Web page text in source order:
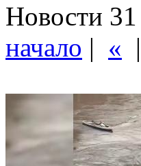
Новости
начало | « |